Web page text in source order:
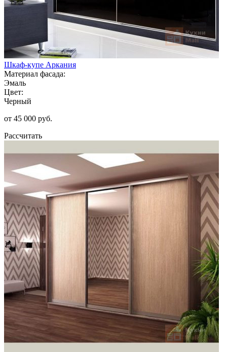
Шкаф-купе Аркания
Материал фасада:
Эмаль
Цвет:
Черный
от 45 000 руб.
Рассчитать